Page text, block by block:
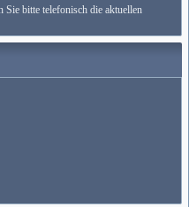
Sie bitte telefonisch die aktuellen